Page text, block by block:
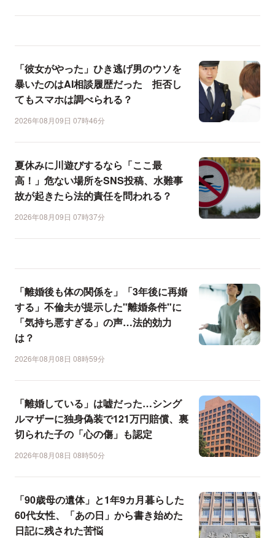
「彼女がやった」ひき逃げ男のウソを
暴いたのはAI相談履歴だった 拒否し
てもスマホは調べられる？
2026年08月09日 07時46分
夏休みに川遊びするなら「ここ最
高！」危ない場所をSNS投稿、水難事
故が起きたら法的責任を問われる？
2026年08月09日 07時37分
「離婚後も体の関係を」「3年後に再婚
する」不倫夫が提示した"離婚条件"に
「気持ち悪すぎる」の声…法的効力
は？
2026年08月08日 08時59分
「離婚している」は嘘だった…シング
ルマザーに独身偽装で121万円賠償、裏
切られた子の「心の傷」も認定
2026年08月08日 08時50分
「90歳母の遺体」と1年9カ月暮らした
60代女性、「あの日」から書き始めた
日記に残された苦悩